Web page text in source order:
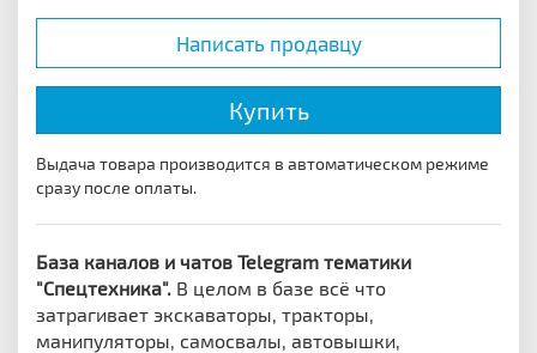
Написать продавцу
Купить
Выдача товара производится в автоматическом режиме
сразу после оплаты.
База каналов и чатов Telegram тематики
"Спецтехника". В целом в базе всё что
затрагивает экскаваторы, тракторы,
манипуляторы, самосвалы, автовышки,